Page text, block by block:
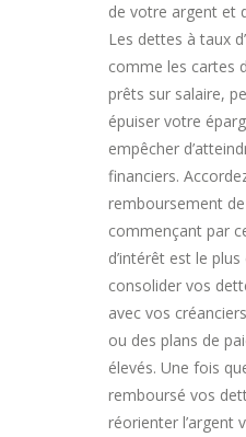
de votre argent et
Les dettes à taux
comme les cartes
prêts sur salaire,
épuiser votre
empêcher
financiers.
remboursement
commençant par
d’intérêt est le
consolider vos
avec vos
ou des plans de
élevés. Une fois
remboursé vos
réorienter l’argent